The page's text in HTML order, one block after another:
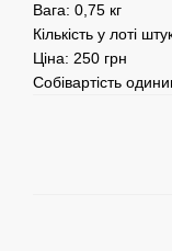
Вага: 0,75 кг
Кількість у лоті
Ціна: 250 грн
Собівартість